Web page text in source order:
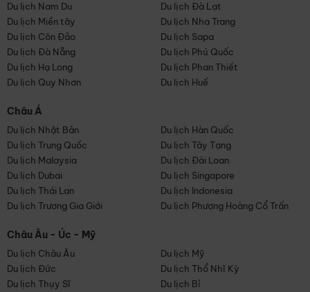
Du lịch Nam Du
Du lịch Đà Lạt
Du lịch Miền tây
Du lịch Nha Trang
Du lịch Côn Đảo
Du lịch Sapa
Du lịch Đà Nẵng
Du lịch Phú Quốc
Du lịch Hạ Long
Du lịch Phan Thiết
Du lịch Quy Nhơn
Du lịch Huế
Châu Á
Du lịch Nhật Bản
Du lịch Hàn Quốc
Du lịch Trung Quốc
Du lịch Tây Tạng
Du lịch Malaysia
Du lịch Đài Loan
Du lịch Dubai
Du lịch Singapore
Du lịch Thái Lan
Du lịch Indonesia
Du lịch Trương Gia Giới
Du lịch Phượng Hoàng Cổ Trấn
Châu Âu - Úc - Mỹ
Du lịch Châu Âu
Du lịch Mỹ
Du lịch Đức
Du lịch Thổ Nhĩ Kỳ
Du lịch Thụy Sĩ
Du lịch Bỉ